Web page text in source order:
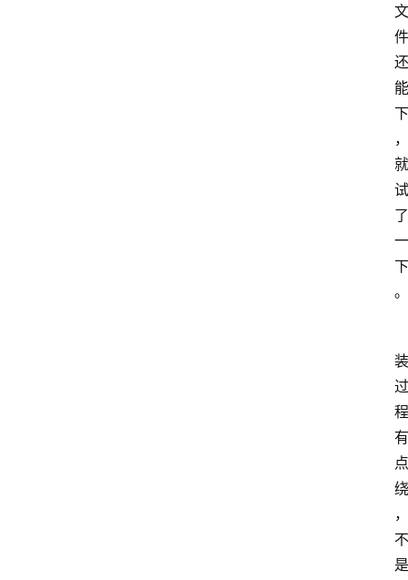
文
件
还
能
下
，
就
试
了
一
下
。
装
过
程
有
点
绕
，
不
是